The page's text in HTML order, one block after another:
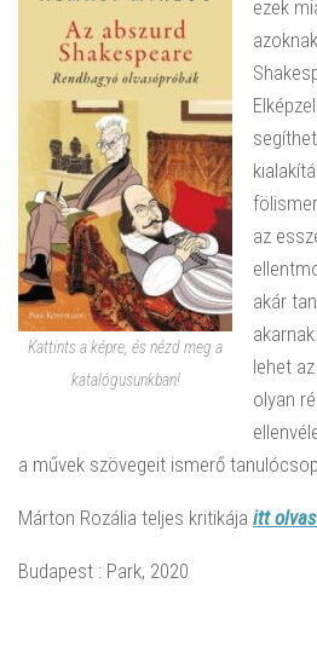
Kattints a képre, és nézd meg a
katalógusunkban!
ezek
az
akár
lehet
olyan
a művek szövegeit ismerő
Márton Rozália teljes kritikája itt
Budapest : Park, 2020